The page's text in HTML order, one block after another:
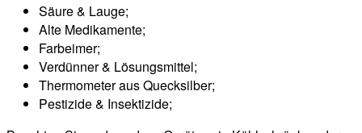
Säure & Lauge;
Alte Medikamente;
Farbeimer;
Verdünner & Lösungsmittel;
Thermometer aus Quecksilber;
Pestizide & Insektizide;